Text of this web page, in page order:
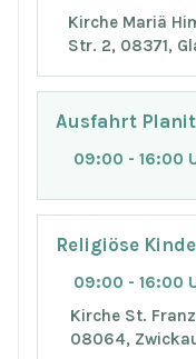
Kirche Mariä
Str. 2, 08371,
Ausfahrt
09:00 - 16:00
Religiöse
09:00 - 16:00
Kirche St.
08064,